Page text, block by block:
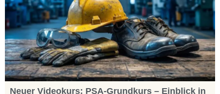
Neuer Videokurs: PSA-Grundkurs – Einblick in